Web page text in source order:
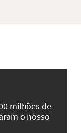
milhões de
o nosso